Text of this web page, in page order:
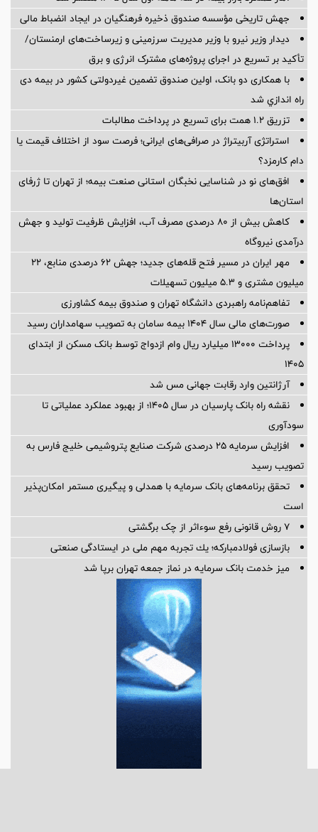
رتبه نخست بانک تجارت در درآمدهای کارمزدی
عملکرد بانک صنعت و معدن در پشتیبانی از بخش تولید و اشتغال
شایسته تقدیر است
آمار عملكرد بازار بیمه در سه ماهه اول سال 1405 منتشر شد
جهش تاریخی مؤسسه صندوق ذخیره فرهنگیان در ایجاد انضباط مالی
دیدار وزیر نیرو با وزیر مدیریت سرزمینی و زیرساخت‌های ارمنستان/
تأکید بر تسریع در اجرای پروژه‌های مشترک انرژی و برق
با همکاری دو بانک، اولین صندوق تضمین غیردولتی کشور در بیمه دی
راه اندازي شد
تزریق ۱.۲ همت برای تسریع در پرداخت مطالبات
استراتژی آربیتراژ در صرافی‌های ایرانی؛ فرصت سود از اختلاف قیمت یا
دام کارمزد؟
افق‌های نو در شناسایی نخبگان استانی صنعت بیمه؛ از تهران تا ژرفای
استان‌ها
کاهش بیش از ۸۰ درصدی مصرف آب، افزایش ظرفیت تولید و جهش
درآمدی نیروگاه
مهر ایران در مسیر فتح قله‌های جدید؛ جهش ۶۲ درصدی منابع، ۲۲
میلیون مشتری و ۵.۳ میلیون تسهیلات
تفاهم‌نامه راهبردی دانشگاه تهران و صندوق بیمه كشاورزی
صورت‌های مالی سال ۱۴۰۴ بیمه سامان به تصویب سهامداران رسید
۱۴۰۵
نقشه راه بانک پارسیان در سال ۱۴۰۵؛ از بهبود عملکرد عملیاتی تا
سودآوری
افزایش سرمایه ۲۵ درصدی شرکت صنایع پتروشیمی خلیج فارس به
تصویب رسید
تحقق برنامه‌های بانک سرمایه با همدلی و پیگیری مستمر امکان‌پذیر
بازسازی فولادمباركه؛ یك تجربه مهم ملی در ایستادگی صنعتی
میز خدمت بانک سرمایه در نماز جمعه تهران برپا شد